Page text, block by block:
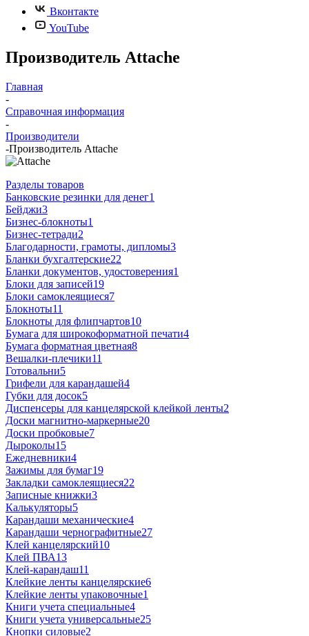
Вконтакте
YouTube
Производитель Attache
Главная
-
Справочная информация
-
Производители
-Производитель Attache
Разделы товаров
Банковские резинки для денег1
Бейджи3
Бизнес-блокноты1
Бизнес-тетради2
Благодарности, грамоты, дипломы3
Бланки бухгалтерские22
Бланки документов, удостоверения1
Блоки для записей19
Блоки самоклеящиеся7
Блокноты11
Блокноты для флипчартов10
Бумага для широкоформатной печати4
Бумага форматная цветная8
Вешалки-плечики11
Готовальни5
Грифели для карандашей4
Губки для досок5
Диспенсеры для канцелярской клейкой ленты2
Доски магнитно-маркерные20
Доски пробковые7
Дыроколы15
Ежедневники4
Зажимы для бумаг19
Закладки самоклеящиеся22
Записные книжки3
Калькуляторы5
Карандаши механические4
Карандаши чернографитные27
Клей канцелярский10
Клей ПВА13
Клей-карандаш11
Клейкие ленты канцелярские6
Клейкие ленты упаковочные1
Книги учета специальные4
Книги учета универсальные25
Кнопки силовые2